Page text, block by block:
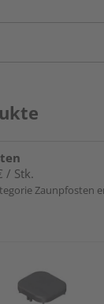
/ Stk.
Zaunpfosten